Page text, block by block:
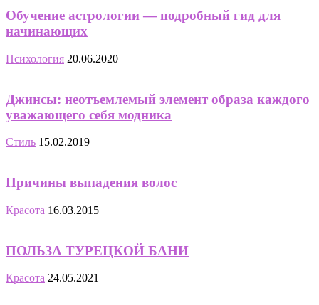
Обучение астрологии — подробный гид для
начинающих
Психология 20.06.2020
Джинсы: неотъемлемый элемент образа каждого
уважающего себя модника
Стиль 15.02.2019
Причины выпадения волос
Красота 16.03.2015
ПОЛЬЗА ТУРЕЦКОЙ БАНИ
Красота 24.05.2021